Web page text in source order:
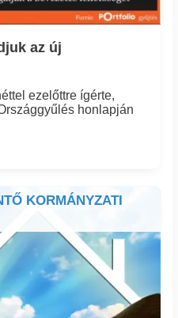
az új
ezelőttre ígérte,
honlapján
KORMÁNYZATI